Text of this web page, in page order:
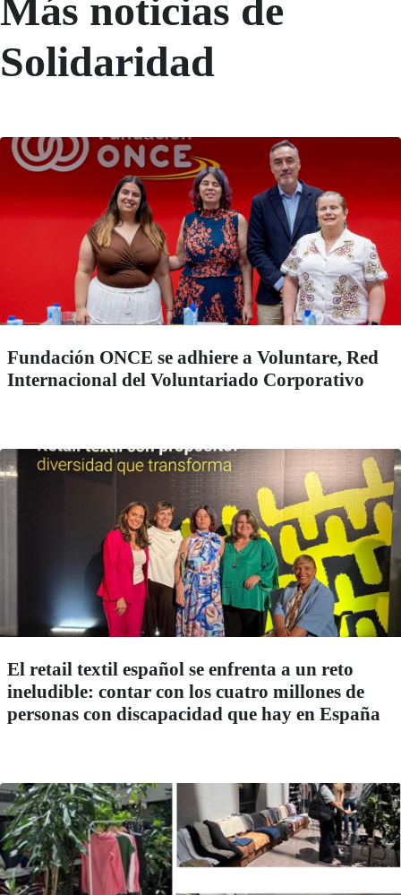
Más noticias de
Solidaridad
Fundación ONCE se adhiere a Voluntare, Red
Internacional del Voluntariado Corporativo
El retail textil español se enfrenta a un reto
ineludible: contar con los cuatro millones de
personas con discapacidad que hay en España